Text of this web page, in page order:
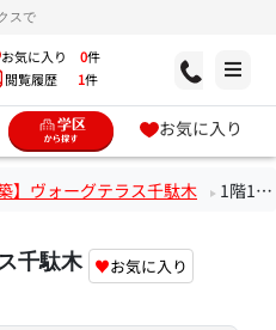
スで
お気に入り 0件
閲覧履歴 1件
お気に入り
築】ヴォーグテラス千駄木 1階1LDKのお部屋
千駄木 ♥お気に入り